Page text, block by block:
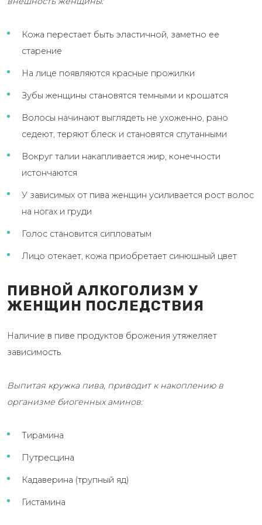
Кожа перестает быть эластичной, заметно ее
старение
На лице появляются красные прожилки
Зубы женщины становятся темными и крошатся
Волосы начинают выглядеть не ухоженно, рано
седеют, теряют блеск и становятся спутанными
Вокруг талии накапливается жир, конечности
истончаются
У зависимых от пива женщин усиливается рост волос
на ногах и груди
Голос становится сипловатым
Лицо отекает, кожа приобретает синюшный цвет
ПИВНОЙ АЛКОГОЛИЗМ У
ЖЕНЩИН ПОСЛЕДСТВИЯ
Наличие в пиве продуктов брожения утяжеляет
зависимость.
Выпитая кружка пива, приводит к накоплению в
организме биогенных аминов:
Тирамина
Путресцина
Кадаверина (трупный яд)
Гистамина